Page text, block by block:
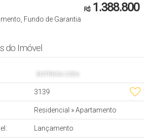
Ar-condicionado Split
R$1.388.800
Fundo de Garantia
do Imóvel
ENTREGA 2026
3139
Residencial »Apartamento
Lançamento